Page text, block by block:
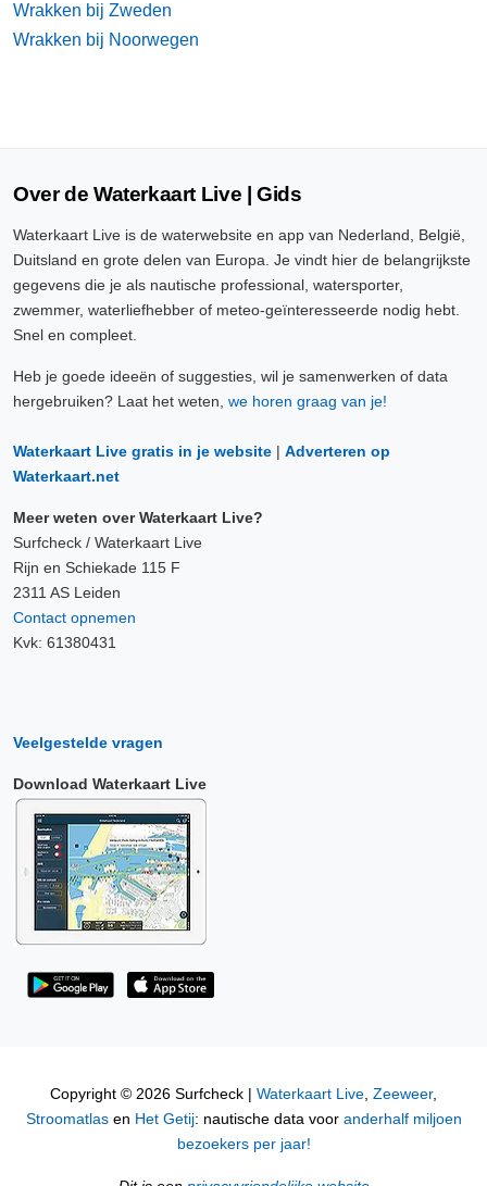
Wrakken bij Zweden
Wrakken bij Noorwegen
Over de Waterkaart Live | Gids
Waterkaart Live is de waterwebsite en app van Nederland, België,
Duitsland en grote delen van Europa. Je vindt hier de belangrijkste
gegevens die je als nautische professional, watersporter,
zwemmer, waterliefhebber of meteo-geïnteresseerde nodig hebt.
Snel en compleet.
Heb je goede ideeën of suggesties, wil je samenwerken of data
hergebruiken? Laat het weten, we horen graag van je!
Waterkaart Live gratis in je website | Adverteren op
Waterkaart.net
Meer weten over Waterkaart Live?
Surfcheck / Waterkaart Live
Rijn en Schiekade 115 F
2311 AS Leiden
Contact opnemen
Kvk: 61380431
Veelgestelde vragen
Download Waterkaart Live
Copyright © 2026 Surfcheck | Waterkaart Live, Zeeweer,
Stroomatlasen Het Getij: nautische data voor anderhalf miljoen
bezoekers per jaar!